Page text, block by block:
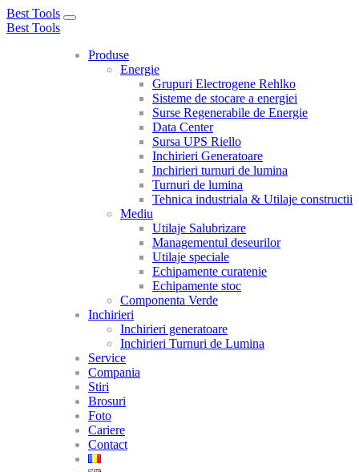
Best Tools
Toggle
Best Tools
Produse
Energie
Grupuri Electrogene Rehlko
Sisteme de stocare a energiei
Surse Regenerabile de Energie
Data Center
Sursa UPS Riello
Inchirieri Generatoare
Inchirieri turnuri de lumina
Turnuri de lumina
Tehnica industriala & Utilaje constructii
Mediu
Utilaje Salubrizare
Managementul deseurilor
Utilaje speciale
Echipamente curatenie
Echipamente stoc
Componenta Verde
Inchirieri
Inchirieri generatoare
Inchirieri Turnuri de Lumina
Service
Compania
Stiri
Brosuri
Foto
Cariere
Contact